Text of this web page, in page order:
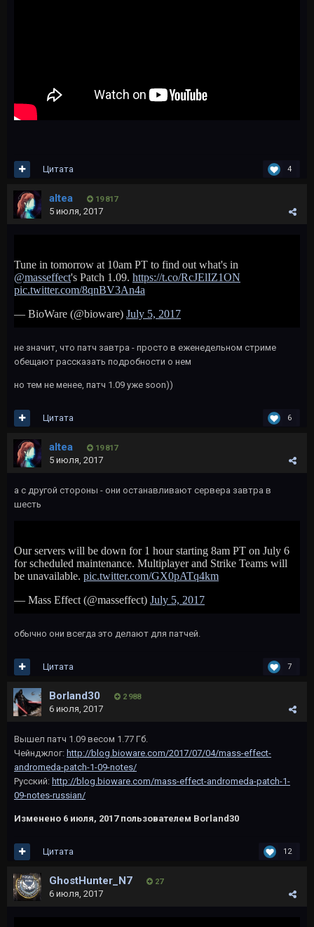
4
Цитата
altea 19 817
5 июля, 2017
не значит, что патч завтра - просто в еженедельном стриме
обещают рассказать подробности о нем
но тем не менее, патч 1.09 уже soon))
6
Цитата
altea 19 817
5 июля, 2017
а с другой стороны - они останавливают сервера завтра в
шесть
обычно они всегда это делают для патчей.
7
Цитата
Borland30 2 988
6 июля, 2017
Вышел патч 1.09 весом 1.77 Гб.
Чейнджлог: http://blog.bioware.com/2017/07/04/mass-effect-
andromeda-patch-1-09-notes/
Русский: http://blog.bioware.com/mass-effect-andromeda-patch-1-
09-notes-russian/
Изменено 6 июля, 2017пользователем Borland30
12
Цитата
GhostHunter_N7 27
6 июля, 2017